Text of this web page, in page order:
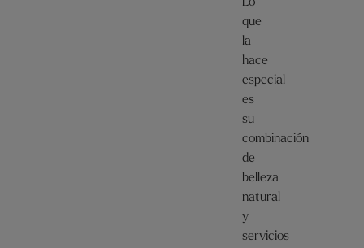
que
la
hace
especial
es
su
combinación
de
belleza
natural
y
servicios